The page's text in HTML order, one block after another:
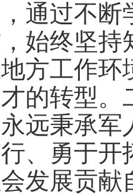
通过不
始终坚
方工作
的转型
远秉承
、勇于
发展贡